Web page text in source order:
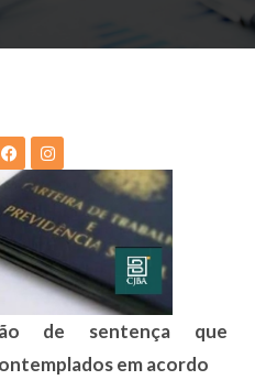
de sentença que
em acordo